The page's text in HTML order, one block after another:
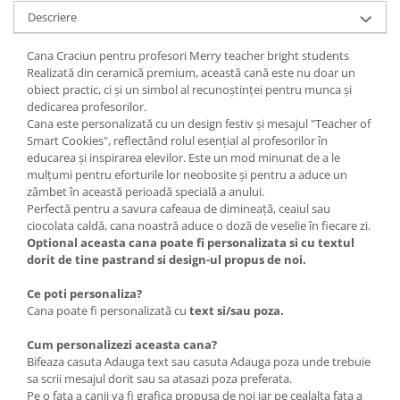
Descriere
Cana Craciun pentru profesori Merry teacher bright students
Realizată din ceramică premium, această cană este nu doar un
obiect practic, ci și un simbol al recunoștinței pentru munca și
dedicarea profesorilor.
Cana este personalizată cu un design festiv și mesajul "Teacher of
Smart Cookies", reflectând rolul esențial al profesorilor în
educarea și inspirarea elevilor. Este un mod minunat de a le
mulțumi pentru eforturile lor neobosite și pentru a aduce un
zâmbet în această perioadă specială a anului.
Perfectă pentru a savura cafeaua de dimineață, ceaiul sau
ciocolata caldă, cana noastră aduce o doză de veselie în fiecare zi.
Optional aceasta cana poate fi personalizata si cu textul
dorit de tine pastrand si design-ul propus de noi.
Ce poti personaliza?
Cana poate fi personalizată cu text si/sau poza.
Cum personalizezi aceasta cana?
Bifeaza casuta Adauga text sau casuta Adauga poza unde trebuie
sa scrii mesajul dorit sau sa atasazi poza preferata.
Pe o fata a canii va fi grafica propusa de noi iar pe cealalta fata a